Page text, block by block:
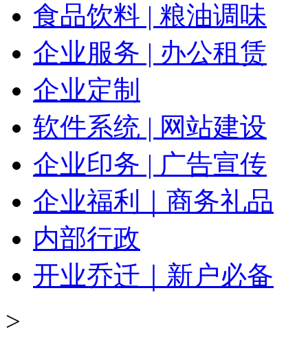
食品饮料 | 粮油调味
企业服务 | 办公租赁
企业定制
软件系统 | 网站建设
企业印务 | 广告宣传
企业福利｜商务礼品
内部行政
开业乔迁｜新户必备
>